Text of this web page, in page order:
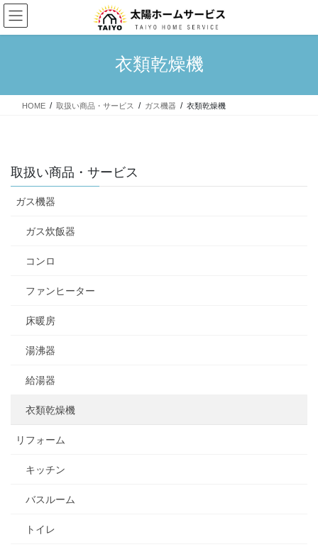
コ
ン
テ
ス
ナ
ビ
ゲ
ン
衣類乾燥機
HOME 取扱い商品・サービス ガス機器 衣類乾燥機
取扱い商品・サービス
ガス機器
ガス炊飯器
コンロ
ファンヒーター
床暖房
湯沸器
給湯器
衣類乾燥機
リフォーム
キッチン
バスルーム
トイレ